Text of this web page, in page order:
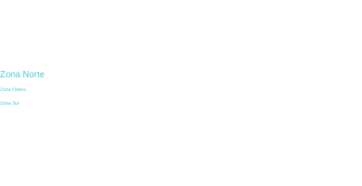
Zona Norte
Zona Centro
Zona Sur